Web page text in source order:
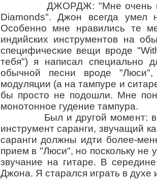
ДЖОРДЖ: "Мне очень
Diamonds". Джон всегда умел
Особенно мне нравились те
индийских инструментов на
специфические вещи вроде
тебя") я написал специально
обычной песни вроде
модуляции (а на тампуре и
бы просто не подошли. Мне
монотонное гудение тампура.
Был и другой момент: в
инструмент саранги, звучащий
саранги должны идти более-
прием в "Люси", но поскольку не
звучание на гитаре. В
Джона. Я старался играть в духе